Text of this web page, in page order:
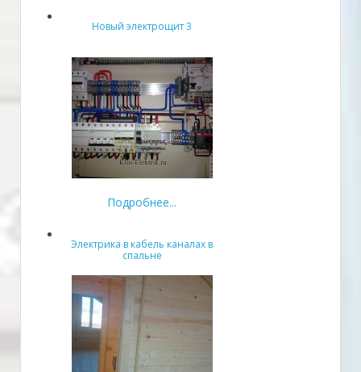
Новый электрощит 3
Подробнее...
Электрика в кабель каналах в
спальне